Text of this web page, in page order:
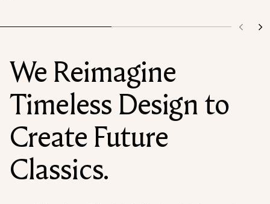
We Reimagine
Timeless Design to
Create Future
Classics.